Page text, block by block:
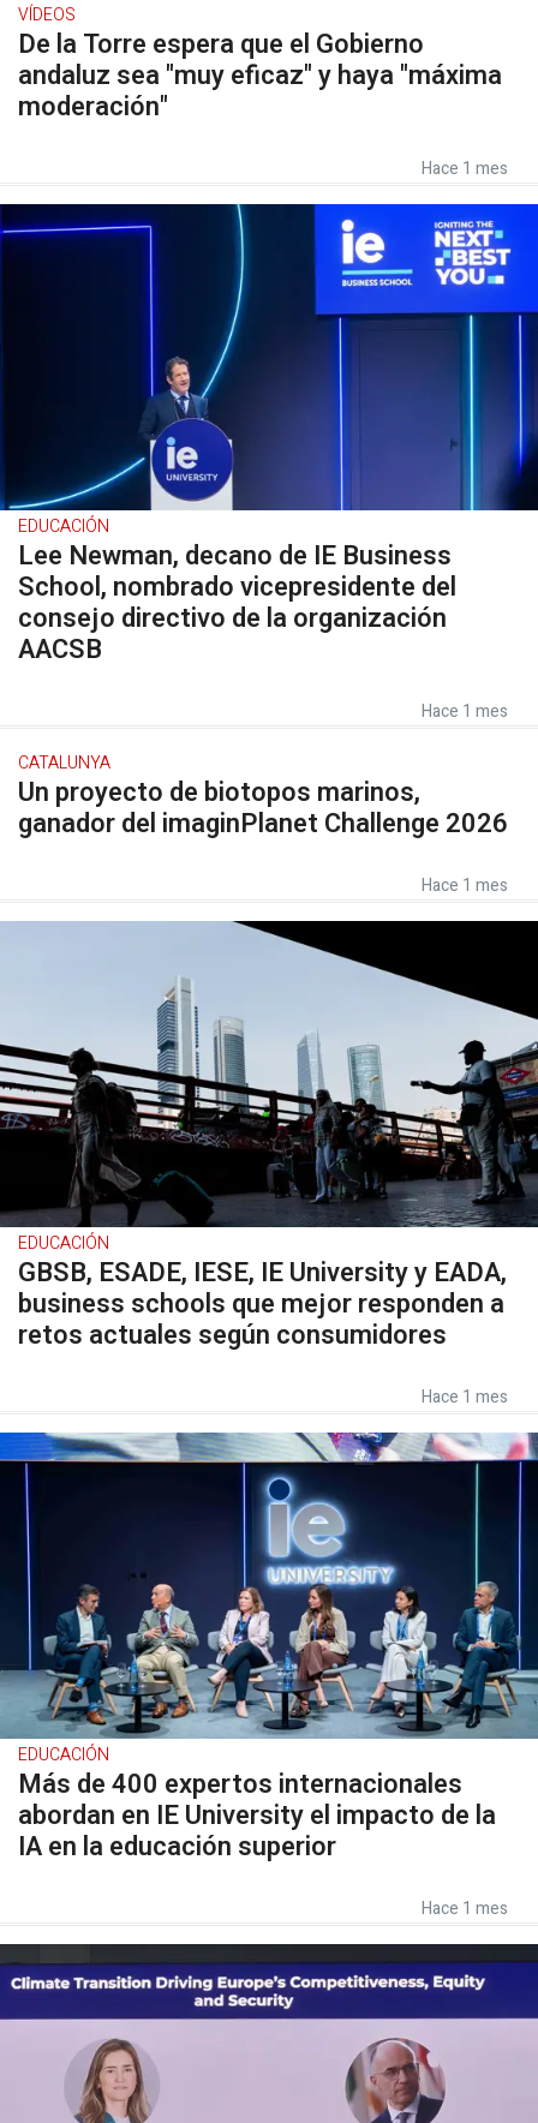
VÍDEOS
De la Torre espera que el Gobierno
andaluz sea "muy eficaz" y haya "máxima
moderación"
Hace 1 mes
EDUCACIÓN
Lee Newman, decano de IE Business
School, nombrado vicepresidente del
consejo directivo de la organización
AACSB
Hace 1 mes
CATALUNYA
Un proyecto de biotopos marinos,
ganador del imaginPlanet Challenge 2026
Hace 1 mes
EDUCACIÓN
GBSB, ESADE, IESE, IE University y EADA,
business schools que mejor responden a
retos actuales según consumidores
Hace 1 mes
EDUCACIÓN
Más de 400 expertos internacionales
abordan en IE University el impacto de la
IA en la educación superior
Hace 1 mes